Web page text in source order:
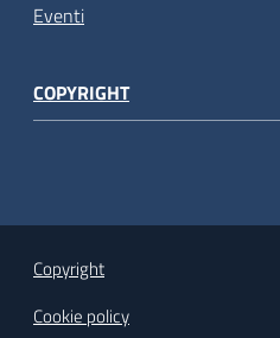
Eventi
COPYRIGHT
Copyright
Cookie policy